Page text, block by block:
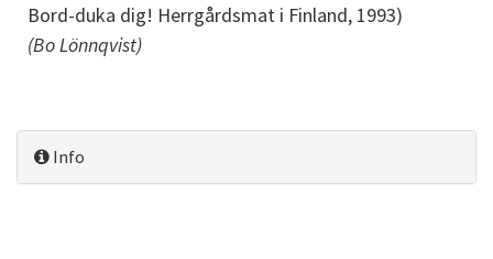
Bord-duka dig! Herrgårdsmat i Finland, 1993)
(Bo Lönnqvist)
Info